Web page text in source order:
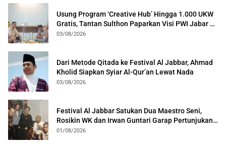
Usung Program ‘Creative Hub’ Hingga 1.000 UKW
Gratis, Tantan Sulthon Paparkan Visi PWI Jabar di
Kota Bogor
03/08/2026
Dari Metode Qitada ke Festival Al Jabbar, Ahmad
Kholid Siapkan Syiar Al-Qur’an Lewat Nada
03/08/2026
Festival Al Jabbar Satukan Dua Maestro Seni,
Rosikin WK dan Irwan Guntari Garap Pertunjukan
Kolosal
01/08/2026